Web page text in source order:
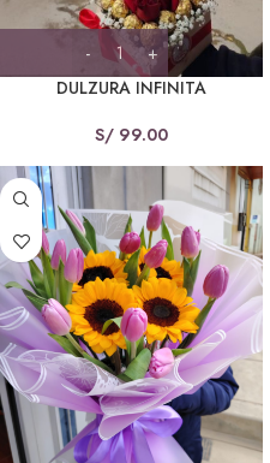
DULZURA INFINITA
S/ 99.00